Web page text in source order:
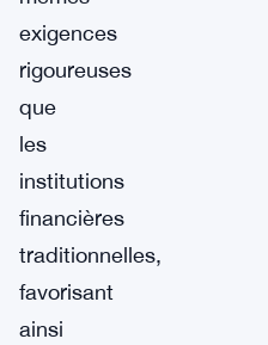
exigences
rigoureuses
que
les
institutions
financières
traditionnelles,
favorisant
ainsi